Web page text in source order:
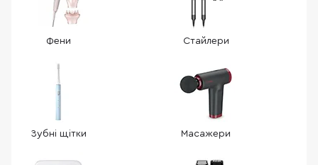
Фени Стайлери
Зубні щітки Масажери